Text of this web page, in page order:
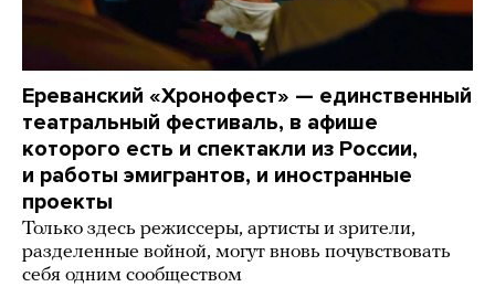
Ереванский «Хронофест» — единственный
театральный фестиваль, в афише
которого есть и спектакли из России,
и работы эмигрантов, и иностранные
проекты
Только здесь режиссеры, артисты и зрители,
разделенные войной, могут вновь почувствовать
себя одним сообществом